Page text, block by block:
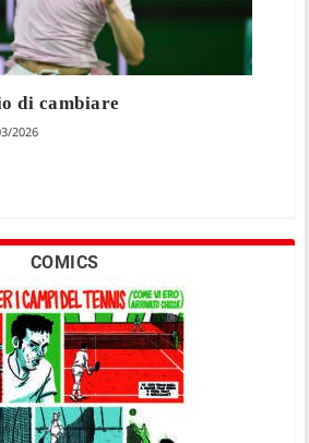
di cambiare
2026
COMICS